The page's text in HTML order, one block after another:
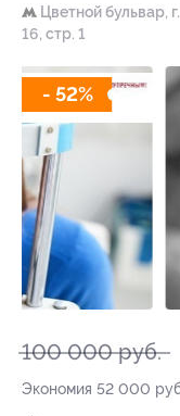
Цветной бульвар,
16, стр. 1
- 52%
100 000 руб.
Экономия 52 000